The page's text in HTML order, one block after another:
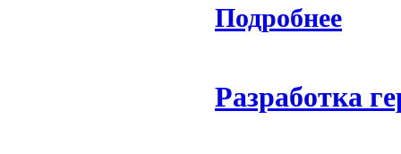
Подробнее
Разработка